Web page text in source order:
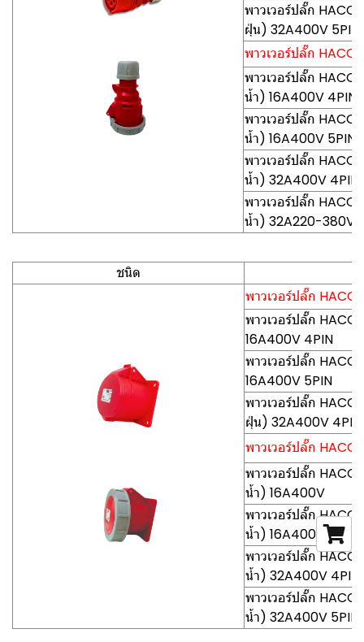
พาวเวอร์ปลั๊ก
ฝุ่น) 32A400V 5PIN
พาวเวอร์ปลั๊ก
พาวเวอร์ปลั๊ก
น้ำ) 16A400V 4PIN
พาวเวอร์ปลั๊ก
น้ำ) 16A400V 5PIN
พาวเวอร์ปลั๊ก
น้ำ) 32A400V 4PIN
พาวเวอร์ปลั๊ก
น้ำ) 32A220-380V
ชนิด
พาวเวอร์ปลั๊ก
พาวเวอร์ปลั๊ก
16A400V 4PIN
พาวเวอร์ปลั๊ก
16A400V 5PIN
พาวเวอร์ปลั๊ก
ฝุ่น) 32A400V 4PIN
พาวเวอร์ปลั๊ก
พาวเวอร์ปลั๊ก
น้ำ) 16A400V
พาวเวอร์ปลั๊ก
น้ำ) 16A400V
พาวเวอร์ปลั๊ก
น้ำ) 32A400V 4PIN
พาวเวอร์ปลั๊ก
น้ำ) 32A400V 5PIN